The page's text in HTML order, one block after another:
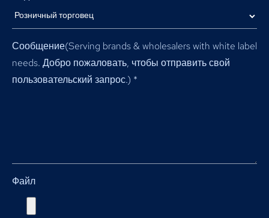
Сообщение(Serving brands & wholesalers with white label
needs. Добро пожаловать, чтобы отправить свой
пользовательский запрос.) *
Файл